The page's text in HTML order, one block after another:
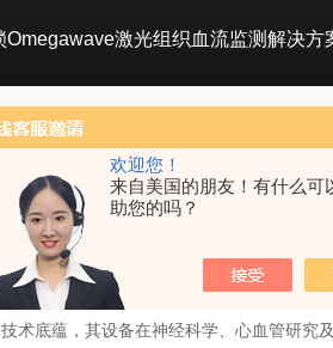
欢迎您！
来自美国的朋友！有什么可
助您的吗？
激光组织血流监测解决方
和销售科研激光血流动力学测量仪器的专业
术底蕴，其设备在神经科学、心血管研